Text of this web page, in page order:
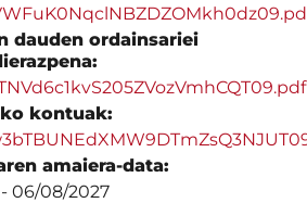
dauden ordainsariei
kontuak:
amaiera-data:
-06/08/2027